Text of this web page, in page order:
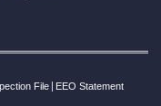
File| EEO Statement